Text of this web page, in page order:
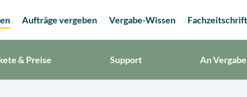
Aufträge vergeben Vergabe-Wissen
& Preise Support An